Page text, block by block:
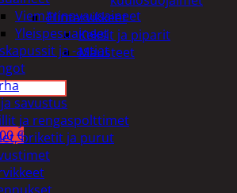
Elintarvikkeet
Keksit ja piparit
Mausteet
€
Viemärinavausaineet
Yleispesuaineet
ja -astiat
savustus
ja rengaspolttimet
briketit ja purut